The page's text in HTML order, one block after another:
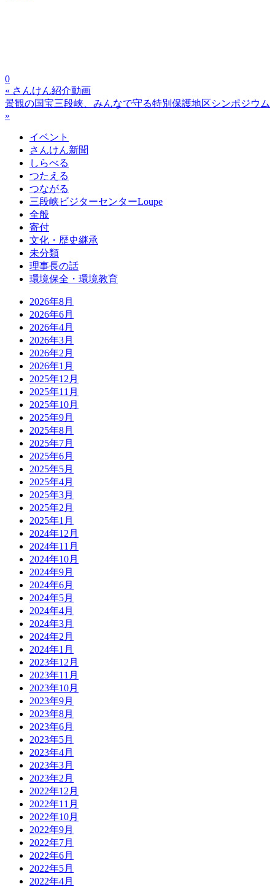
0
« さんけん紹介動画
景観の国宝三段峡、みんなで守る特別保護地区シンポジウム
»
イベント
さんけん新聞
しらべる
つたえる
つながる
三段峡ビジターセンターLoupe
全般
寄付
文化・歴史継承
未分類
理事長の話
環境保全・環境教育
2026年8月
2026年6月
2026年4月
2026年3月
2026年2月
2026年1月
2025年12月
2025年11月
2025年10月
2025年9月
2025年8月
2025年7月
2025年6月
2025年5月
2025年4月
2025年3月
2025年2月
2025年1月
2024年12月
2024年11月
2024年10月
2024年9月
2024年6月
2024年5月
2024年4月
2024年3月
2024年2月
2024年1月
2023年12月
2023年11月
2023年10月
2023年9月
2023年8月
2023年6月
2023年5月
2023年4月
2023年3月
2023年2月
2022年12月
2022年11月
2022年10月
2022年9月
2022年7月
2022年6月
2022年5月
2022年4月